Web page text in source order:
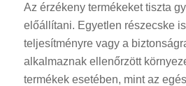
Az érzékeny termékeket tiszta
előállítani. Egyetlen részecske
teljesítményre vagy a
alkalmaznak ellenőrzött
termékek esetében, mint az